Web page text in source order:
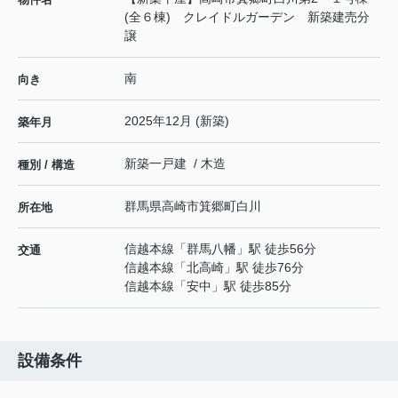
(全６棟) クレイドルガーデン 新築建売分
譲
向き 南
築年月 2025年12月 (新築)
種別 / 構造 新築一戸建 / 木造
所在地 群馬県高崎市箕郷町白川
交通 信越本線 「群馬八幡 」駅 徒歩56分
信越本線 「北高崎 」駅 徒歩76分
信越本線 「安中 」駅 徒歩85分
設備条件